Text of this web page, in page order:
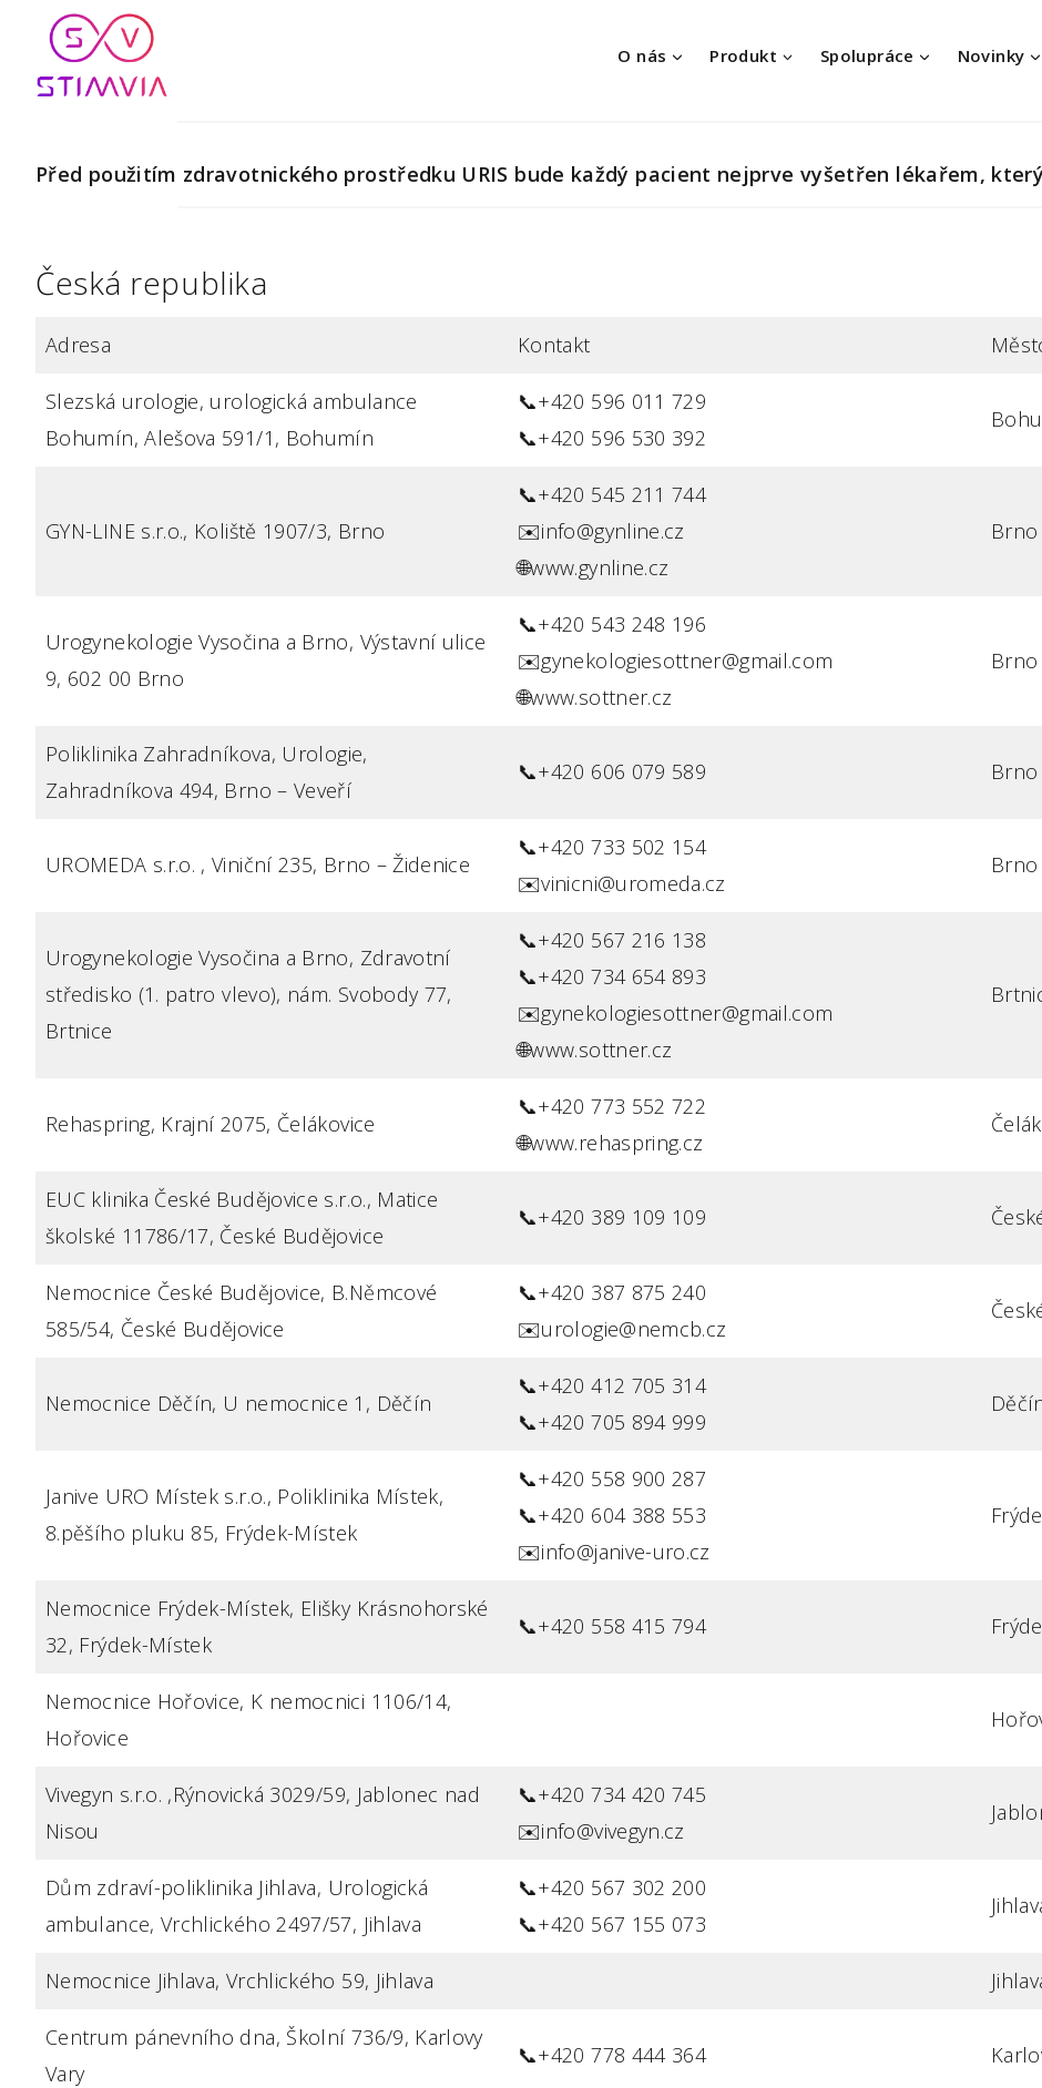
Přeskočit
obsah
O nás Produkt Spolupráce Novinky
Před použitím zdravotnického prostředku URIS bude každý pacient nejprve vyšetřen lékařem,
Česká republika
Adresa Kontakt
Slezská urologie, urologická ambulance
Bohumín, Alešova 591/1, Bohumín
📞+420 596 011 729
📞+420 596 530 392
GYN-LINE s.r.o., Koliště 1907/3, Brno
📞+420 545 211 744
✉️info@gynline.cz
🌐www.gynline.cz
Brno
Urogynekologie Vysočina a Brno, Výstavní ulice
9, 602 00 Brno
📞+420 543 248 196
✉️gynekologiesottner@gmail.com
🌐www.sottner.cz
Brno
Poliklinika Zahradníkova, Urologie,
Zahradníkova 494, Brno – Veveří
📞+420 606 079 589 Brno
UROMEDA s.r.o. , Viniční 235, Brno – Židenice
📞+420 733 502 154
✉️vinicni@uromeda.cz
Brno
Urogynekologie Vysočina a Brno, Zdravotní
středisko (1. patro vlevo), nám. Svobody 77,
Brtnice
📞+420 567 216 138
📞+420 734 654 893
✉️gynekologiesottner@gmail.com
🌐www.sottner.cz
Rehaspring, Krajní 2075, Čelákovice
📞+420 773 552 722
🌐www.rehaspring.cz
EUC klinika České Budějovice s.r.o., Matice
školské 11786/17, České Budějovice
📞+420 389 109 109
Nemocnice České Budějovice, B.Němcové
585/54, České Budějovice
📞+420 387 875 240
✉️urologie@nemcb.cz
Nemocnice Děčín, U nemocnice 1, Děčín
📞+420 412 705 314
📞+420 705 894 999
Janive URO Místek s.r.o., Poliklinika Místek,
8.pěšího pluku 85, Frýdek-Místek
📞+420 558 900 287
📞+420 604 388 553
✉️info@janive-uro.cz
Nemocnice Frýdek-Místek, Elišky Krásnohorské
32, Frýdek-Místek
📞+420 558 415 794
Nemocnice Hořovice, K nemocnici 1106/14,
Hořovice
Vivegyn s.r.o. ,Rýnovická 3029/59, Jablonec nad
Nisou
📞+420 734 420 745
✉️info@vivegyn.cz
Dům zdraví-poliklinika Jihlava, Urologická
ambulance, Vrchlického 2497/57, Jihlava
📞+420 567 302 200
📞+420 567 155 073
Nemocnice Jihlava, Vrchlického 59, Jihlava
Centrum pánevního dna, Školní 736/9, Karlovy
Vary
📞+420 778 444 364